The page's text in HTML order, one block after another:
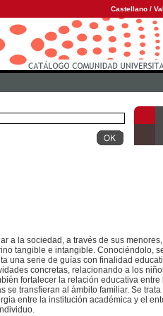
Castellano /
a la sociedad, a través de sus
tangible e intangible. Conociéndolo,
una serie de guías con finalidad
concretas, relacionando a los
fortalecer la relación educativa
se transfieran al ámbito familiar. Se
entre la institución académica y el